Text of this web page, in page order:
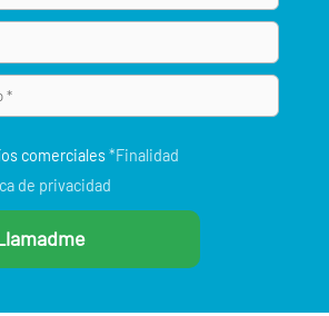
comerciales*Finalidad
de privacidad